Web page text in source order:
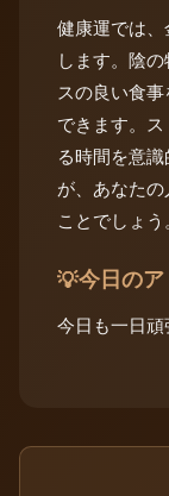
健康運では
します。陰
スの良い食
できます。
る時間を意
が、あなた
ことでしょう
💡今日のア
今日も一日頑